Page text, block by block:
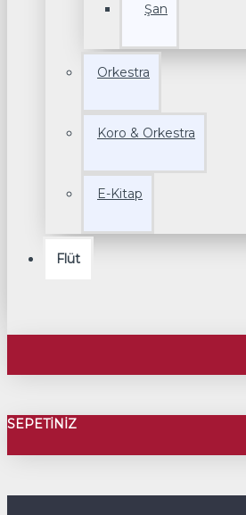
Şan
Orkestra
Koro & Orkestra
E-Kitap
Flüt
SEPETINIZ